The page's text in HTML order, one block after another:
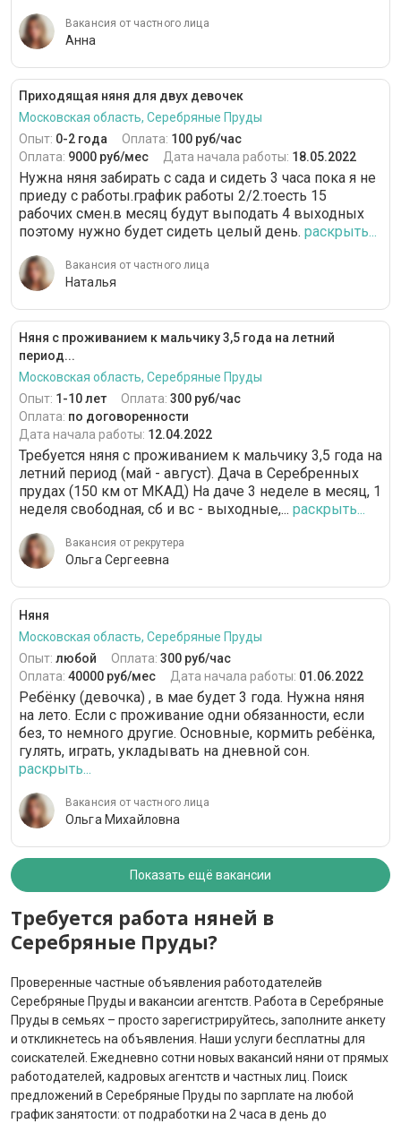
Вакансия от частного лица
Анна
Приходящая няня для двух девочек
Московская область, Серебряные Пруды
Опыт: 0-2 года Оплата: 100 руб/час
Оплата: 9000 руб/мес Дата начала работы: 18.05.2022
Нужна няня забирать с сада и сидеть 3 часа пока я не
приеду с работы.график работы 2/2.тоесть 15
рабочих смен.в месяц будут выподать 4 выходных
поэтому нужно будет сидеть целый день. раскрыть...
Вакансия от частного лица
Наталья
Няня с проживанием к мальчику 3,5 года на летний
период...
Московская область, Серебряные Пруды
Опыт: 1-10 лет Оплата: 300 руб/час
Оплата: по договоренности
Дата начала работы: 12.04.2022
Требуется няня с проживанием к мальчику 3,5 года на
летний период (май - август). Дача в Серебренных
прудах (150 км от МКАД) На даче 3 неделе в месяц, 1
неделя свободная, сб и вс - выходные,... раскрыть...
Вакансия от рекрутера
Ольга Сергеевна
Няня
Московская область, Серебряные Пруды
Опыт: любой Оплата: 300 руб/час
Оплата: 40000 руб/мес Дата начала работы: 01.06.2022
Ребёнку (девочка) , в мае будет 3 года. Нужна няня
на лето. Если с проживание одни обязанности, если
без, то немного другие. Основные, кормить ребёнка,
гулять, играть, укладывать на дневной сон.
раскрыть...
Вакансия от частного лица
Ольга Михайловна
Показать ещё вакансии
Требуется работа няней в
Серебряные Пруды?
Проверенные частные объявления работодателейв
Серебряные Пруды и вакансии агентств. Работа в Серебряные
Пруды в семьях – просто зарегистрируйтесь, заполните анкету
и откликнетесь на объявления. Наши услуги бесплатны для
соискателей. Ежедневно сотни новых вакансий няни от прямых
работодателей, кадровых агентств и частных лиц. Поиск
предложений в Серебряные Пруды по зарплате на любой
график занятости: от подработки на 2 часа в день до